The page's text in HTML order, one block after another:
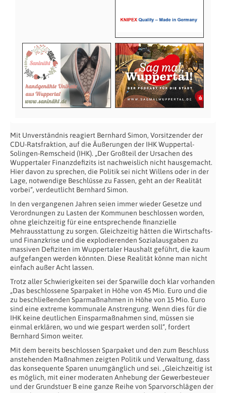
Mit Unverständnis reagiert Bernhard Simon, Vorsitzender der
CDU-Ratsfraktion, auf die Äußerungen der IHK Wuppertal-
Solingen-Remscheid (IHK). „Der Großteil der Ursachen des
Wuppertaler Finanzdefizits ist nachweislich nicht hausgemacht.
Hier davon zu sprechen, die Politik sei nicht Willens oder in der
Lage, notwendige Beschlüsse zu Fassen, geht an der Realität
vorbei“, verdeutlicht Bernhard Simon.
In den vergangenen Jahren seien immer wieder Gesetze und
Verordnungen zu Lasten der Kommunen beschlossen worden,
ohne gleichzeitig für eine entsprechende finanzielle
Mehrausstattung zu sorgen. Gleichzeitig hätten die Wirtschafts-
und Finanzkrise und die explodierenden Sozialausgaben zu
massiven Defiziten im Wuppertaler Haushalt geführt, die kaum
aufgefangen werden könnten. Diese Realität könne man nicht
einfach außer Acht lassen.
Trotz aller Schwierigkeiten sei der Sparwille doch klar vorhanden
„Das beschlossene Sparpaket in Höhe von 45 Mio. Euro und die
zu beschließenden Sparmaßnahmen in Höhe von 15 Mio. Euro
sind eine extreme kommunale Anstrengung. Wenn dies für die
IHK keine deutlichen Einsparmaßnahmen sind, müssen sie
einmal erklären, wo und wie gespart werden soll“, fordert
Bernhard Simon weiter.
Mit dem bereits beschlossen Sparpaket und den zum Beschluss
anstehenden Maßnahmen zeigten Politik und Verwaltung, dass
das konsequente Sparen unumgänglich und sei. „Gleichzeitig ist
es möglich, mit einer moderaten Anhebung der Gewerbesteuer
und der Grundstuer B eine ganze Reihe von Sparvorschlägen der